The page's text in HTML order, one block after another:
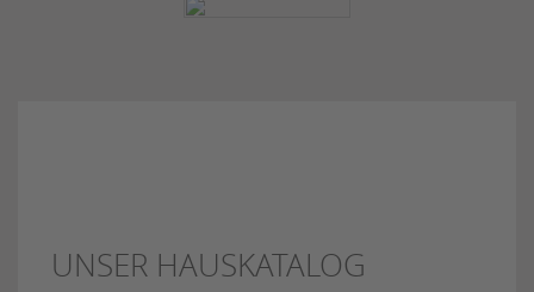
UNSER HAUSKATALOG